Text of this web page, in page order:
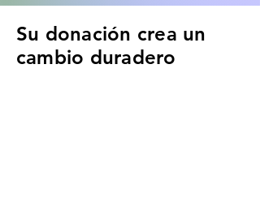
Su donación crea un
cambio duradero